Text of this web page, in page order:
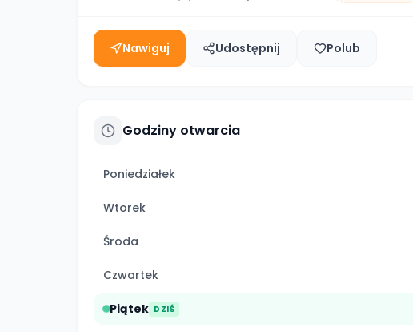
Nawiguj Udostępnij Polub
Godziny otwarcia
Poniedziałek
Wtorek
Środa
Czwartek
Piątek DZIŚ